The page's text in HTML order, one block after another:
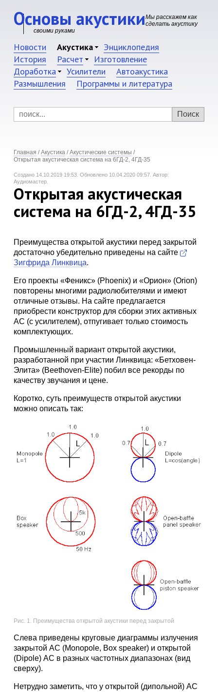
Основы акустикиМы расскажем как
сделать акустику
своими руками
Новости Акустика
Энциклопедия
История
Расчет
Изготовление
Доработка
Усилители
Автоакустика
Размышления
Программы и литература
Главная / Акустика / Акустические системы /
Открытая акустическая система на 6ГД-2, 4ГД-35
Создано 14.10.2019 19:53. Обновлено 10.04.2020 09:57. Автор:
Аудиомастер.
Открытая акустическая
система на 6ГД-2, 4ГД-35
Преимущества открытой акустики перед закрытой
достаточно убедительно приведены на сайте
Зигфрида Линквица.
Его проекты «Феникс» (Phoenix) и «Орион» (Orion)
повторены многими радиолюбителями и имеют
отличные отзывы. На сайте предлагается
приобрести конструктор для сборки этих активных
АС (с усилителем), отпугивает только стоимость
комплектующих.
Промышленный вариант открытой акустики,
разработанной при участии Линквица: «Бетховен-
Элита» (Beethoven-Elite) побил все рекорды по
качеству звучания и цене.
Коротко, суть преимуществ открытой акустики
можно описать так:
Рис. 1. Преимущества открытой акустики перед закрытой
Слева приведены круговые диаграммы излучения
закрытой АС (Monopole, Box speaker) и открытой
(Dipole) АС в разных частотных диапазонах (вид
сверху).
Нетрудно заметить, что у открытой (дипольной) АС